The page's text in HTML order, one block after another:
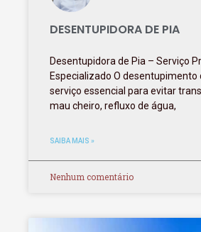
DESENTUPIDORA DE PIA
Desentupidora de Pia – Serviço
Especializado O desentupimento
serviço essencial para evitar
mau cheiro, refluxo de água,
SAIBA MAIS »
Nenhum comentário